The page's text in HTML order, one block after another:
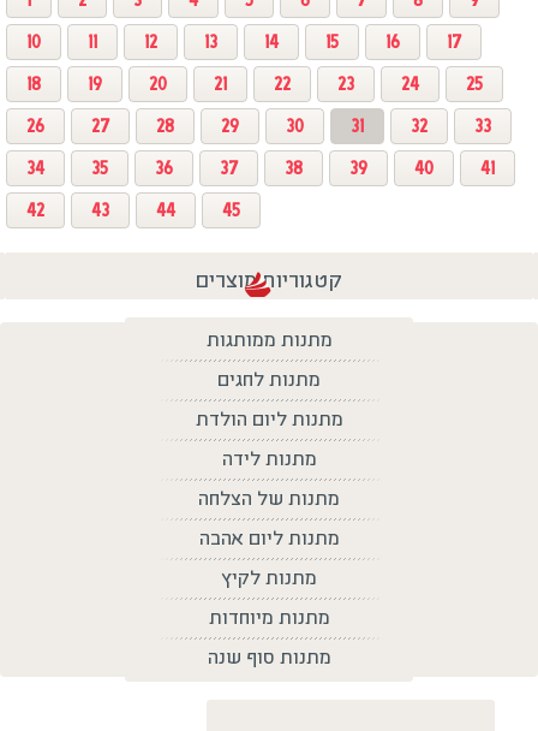
10
11 12 13 14 15 16
17
18
19 20 21 22 23 24
25
26
27 28 29 30 31 32
33
34
35 36 37 38 39 40
41
42
43 44 45
קטגוריות מוצרים
מתנות ממותגות
מתנות לחגים
מתנות ליום הולדת
מתנות לידה
מתנות של הצלחה
מתנות ליום אהבה
מתנות לקיץ
מתנות מיוחדות
מתנות סוף שנה